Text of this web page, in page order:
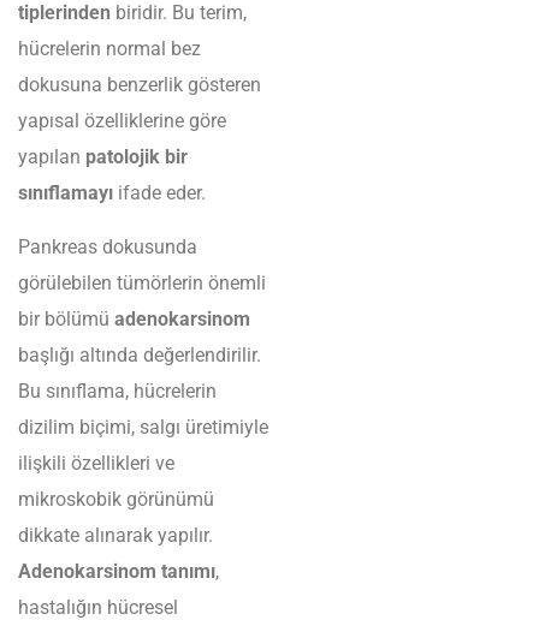
tiplerinden biridir. Bu terim,
hücrelerin normal bez
dokusuna benzerlik gösteren
yapısal özelliklerine göre
yapılan patolojik bir
sınıflamayı ifade eder.
Pankreas dokusunda
görülebilen tümörlerin önemli
bir bölümü adenokarsinom
başlığı altında değerlendirilir.
Bu sınıflama, hücrelerin
dizilim biçimi, salgı üretimiyle
ilişkili özellikleri ve
mikroskobik görünümü
dikkate alınarak yapılır.
Adenokarsinom tanımı,
hastalığın hücresel